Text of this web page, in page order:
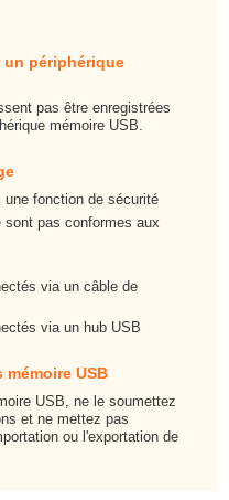
un périphérique
pas être enregistrées
mémoire USB.
une fonction de sécurité
sont pas conformes aux
via un câble de
via un hub USB
USB
USB, ne le soumettez
et ne mettez pas
ou l'exportation de